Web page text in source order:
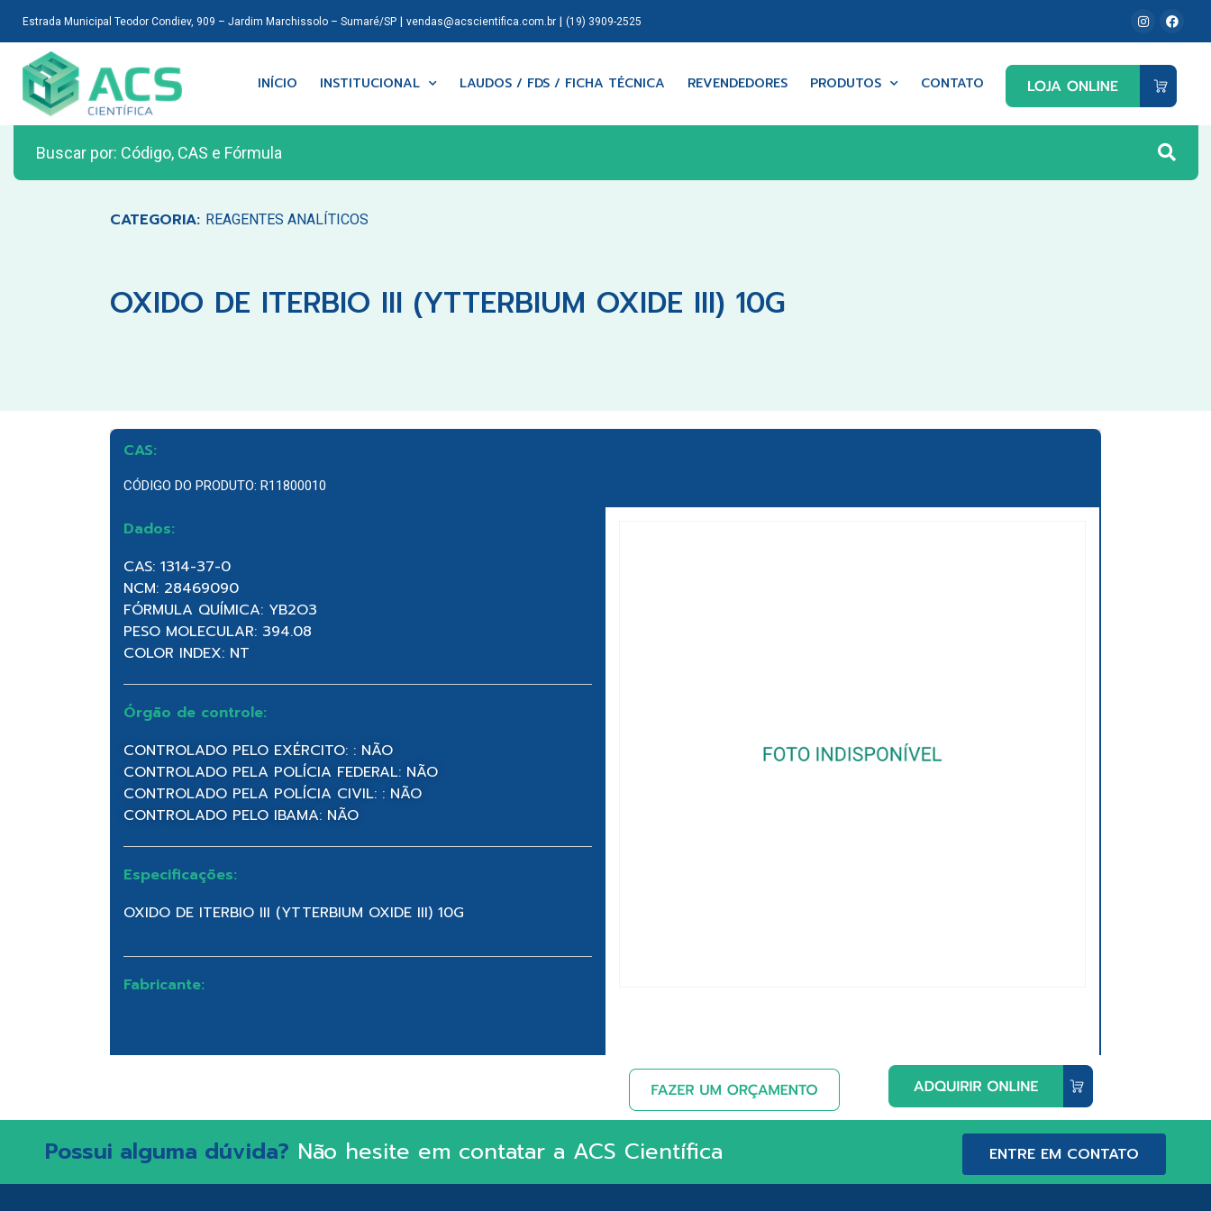
Estrada Municipal Teodor Condiev, 909 – Jardim Marchissolo – Sumaré/SP| vendas@acscientifica.com.br| (19) 3909-2525
INÍCIO INSTITUCIONAL LAUDOS / FDS / FICHA TÉCNICA REVENDEDORES PRODUTOS CONTATO
CATEGORIA: REAGENTES ANALÍTICOS
OXIDO DE ITERBIO III (YTTERBIUM OXIDE III) 10G
CAS:
CÓDIGO DO PRODUTO: R11800010
Dados:
CAS: 1314-37-0
NCM: 28469090
FÓRMULA QUÍMICA: YB2O3
PESO MOLECULAR: 394.08
COLOR INDEX: NT
Órgão de controle:
CONTROLADO PELO EXÉRCITO: : NÃO
CONTROLADO PELA POLÍCIA FEDERAL: NÃO
CONTROLADO PELA POLÍCIA CIVIL: : NÃO
CONTROLADO PELO IBAMA: NÃO
Especificações:
OXIDO DE ITERBIO III (YTTERBIUM OXIDE III) 10G
Fabricante:
Possui alguma dúvida? Não hesite em contatar a ACS Científica ENTRE EM CONTATO